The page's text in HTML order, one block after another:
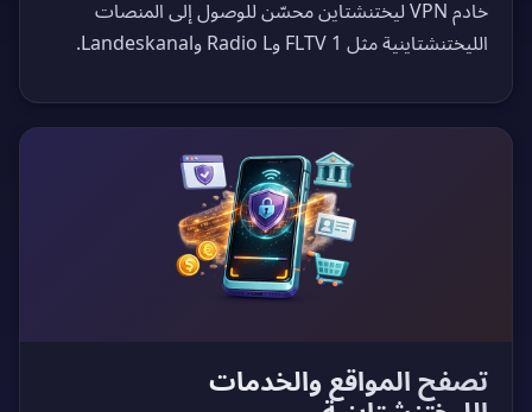
خادم VPN ليختنشتاين محسّن للوصول إلى المنصات
الليختنشتاينية مثل 1 FLTV وRadio L وLandeskanal.
تصفح المواقع والخدمات